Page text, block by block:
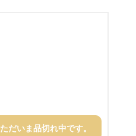
ただいま品切れ中です。